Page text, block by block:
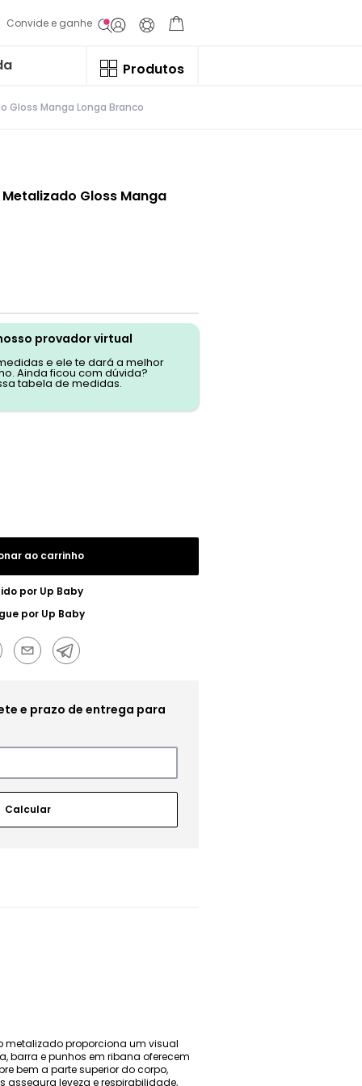
Convide e ganhe
Produtos
Manga Longa Branco
Gloss Manga
provador virtual
e ele te dará a melhor
Ainda ficou com dúvida?
tabela de medidas.
ao carrinho
por Up Baby
por Up Baby
metalizado proporciona um visual
barra e punhos em ribana oferecem
bem a parte superior do corpo,
assegura leveza e respirabilidade,